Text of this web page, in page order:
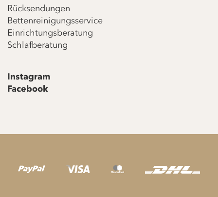
Rücksendungen
Bettenreinigungsservice
Einrichtungsberatung
Schlafberatung
Instagram
Facebook